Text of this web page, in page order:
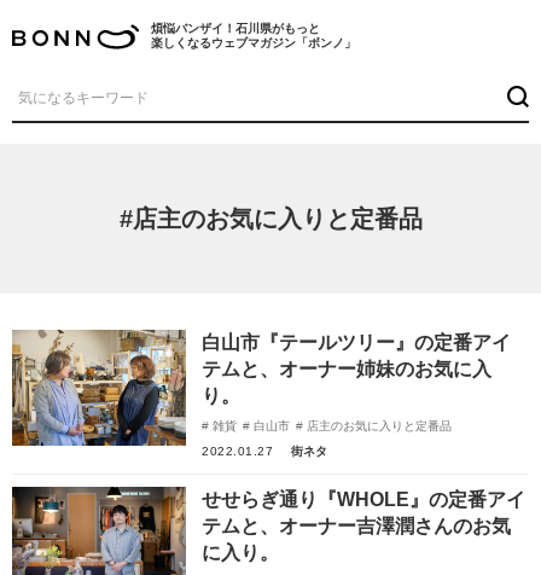
煩悩バンザイ！石川県がもっと
楽しくなるウェブマガジン「ボンノ」
#店主のお気に入りと定番品
白山市『テールツリー』の定番アイ
テムと、オーナー姉妹のお気に入
り。
雑貨 白山市
店主のお気に入りと定番品
2022.01.27
街ネタ
せせらぎ通り『WHOLE』の定番アイ
テムと、オーナー吉澤潤さんのお気
に入り。